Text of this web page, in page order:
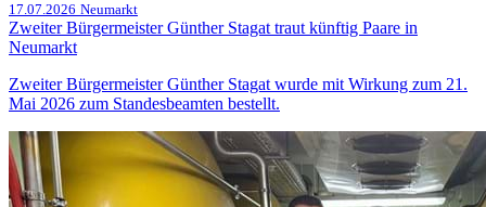
17.07.2026 Neumarkt
Zweiter Bürgermeister Günther Stagat traut künftig Paare in
Neumarkt
Zweiter Bürgermeister Günther Stagat wurde mit Wirkung zum 21.
Mai 2026 zum Standesbeamten bestellt.